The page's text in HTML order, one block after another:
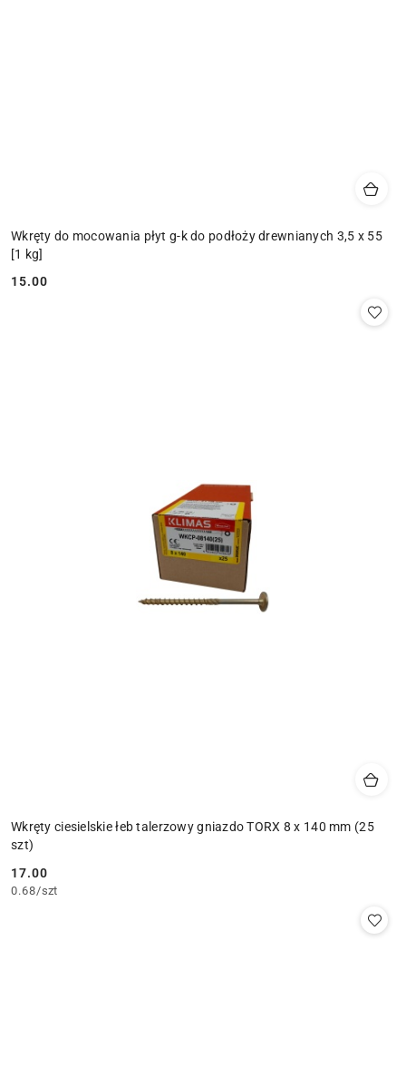
Wkręty do mocowania płyt g-k do podłoży drewnianych 3,5 x 55
[1 kg]
Cena:
15.00
Wkręty ciesielskie łeb talerzowy gniazdo TORX 8 x 140 mm (25
szt)
Cena:
17.00
0.68/szt